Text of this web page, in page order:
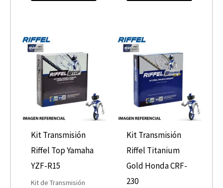
Kit Transmisión
Riffel Top Yamaha
YZF-R15
Kit de Transmisión
Kit Transmisión
Riffel Titanium
Gold Honda CRF-
230